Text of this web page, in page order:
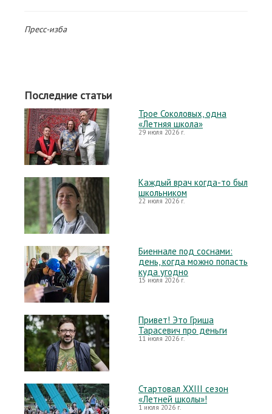
Пресс-изба
Последние статьи
Трое Соколовых, одна
«Летняя школа»
29 июля 2026 г.
Каждый врач когда-то был
школьником
22 июля 2026 г.
Биеннале под соснами:
день, когда можно попасть
куда угодно
15 июля 2026 г.
Привет! Это Гриша
Тарасевич про деньги
11 июля 2026 г.
Стартовал XXIII сезон
«Летней школы»!
1 июля 2026 г.